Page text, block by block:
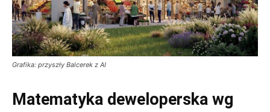
Grafika: przyszły Balcerek z AI
Matematyka deweloperska wg